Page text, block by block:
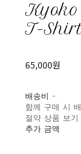
Kyoko
T-
65,000원
배송비 -
함께 구매 시
절약 상품 보기
추가 금액